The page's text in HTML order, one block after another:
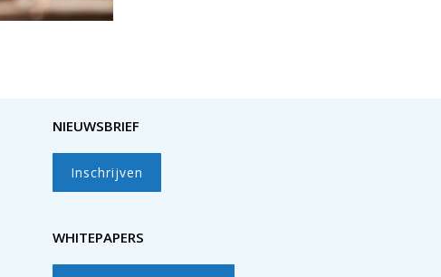
NIEUWSBRIEF
Inschrijven
WHITEPAPERS